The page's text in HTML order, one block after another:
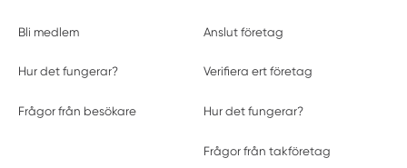
Bli medlem
Hur det fungerar?
Frågor från besökare
Anslut företag
Verifiera ert företag
Hur det fungerar?
Frågor från takföretag